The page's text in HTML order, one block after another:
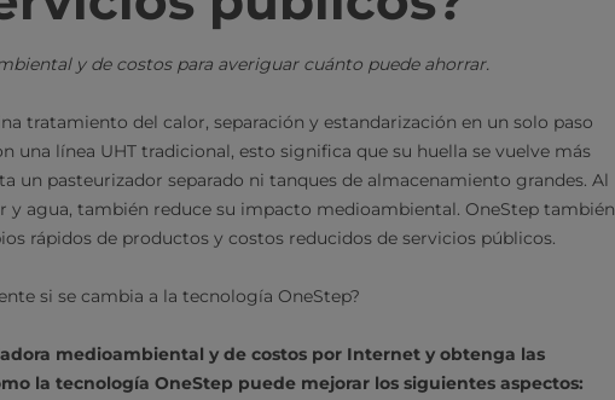
y de costos para averiguar cuánto puede ahorrar.
tratamiento del calor, separación y estandarización en un solo paso
una línea UHT tradicional, esto significa que su huella se vuelve más
un pasteurizador separado ni tanques de almacenamiento grandes. Al
y agua, también reduce su impacto medioambiental. OneStep también
rápidos de productos y costos reducidos de servicios públicos.
si se cambia a la tecnología OneStep?
medioambiental y de costos por Internet y obtenga las
la tecnología OneStep puede mejorar los siguientes aspectos: